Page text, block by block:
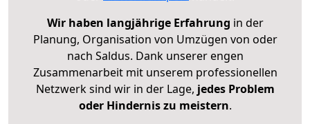
Wir haben langjährige Erfahrung in der
Planung, Organisation von Umzügen von oder
nach Saldus. Dank unserer engen
Zusammenarbeit mit unserem professionellen
Netzwerk sind wir in der Lage, jedes Problem
oder Hindernis zu meistern.